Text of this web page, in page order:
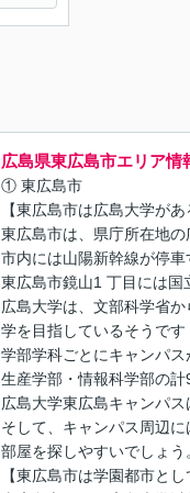
広島県東広島市エリア情
① 東広島市
【東広島市は広島大学があ
東広島市は、県庁所在地
市内には山陽新幹線が停
東広島市鏡山1 丁目には国
広島大学は、文部科学省
学を目指しているそうです
学部学科ごとにキャンパ
生産学部・情報科学部の計
広島大学東広島キャンパ
そして、キャンパス周辺
部屋を探しやすいでしょう
【東広島市は学園都市とし